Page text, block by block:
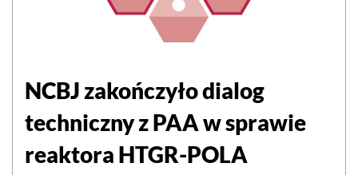
NCBJ zakończyło dialog
techniczny z PAA w sprawie
reaktora HTGR-POLA